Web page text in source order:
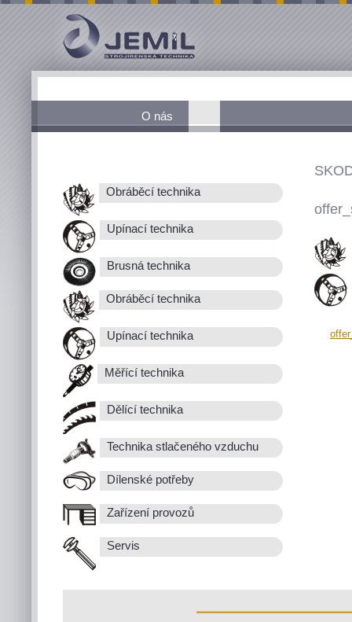
O nás
Obráběcí technika
Upínací technika
Brusná technika
Obráběcí technika
Upínací technika
Měřící technika
Dělící technika
Technika stlačeného vzduchu
Dílenské potřeby
Zařízení provozů
Servis